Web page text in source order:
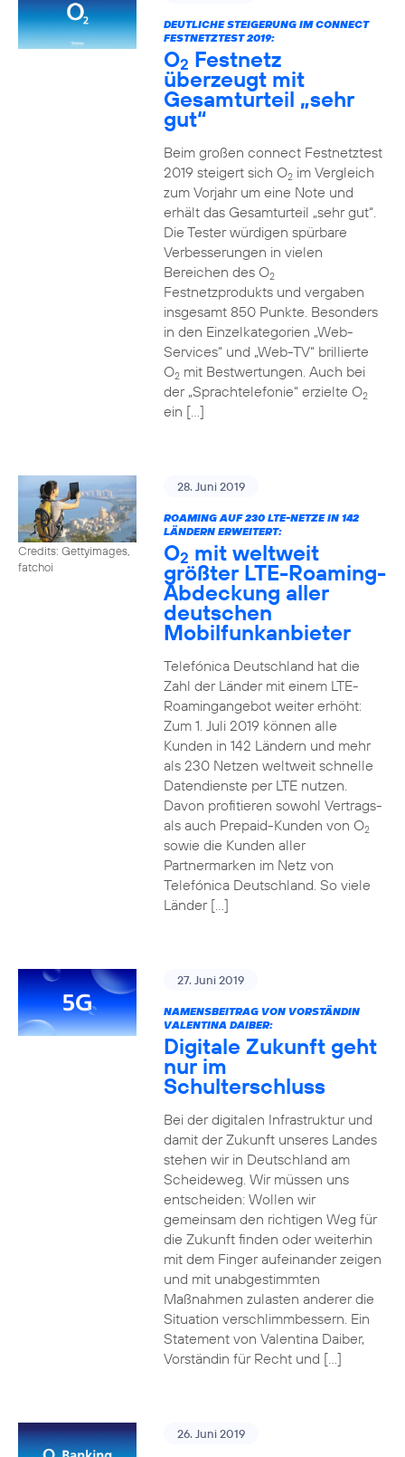
DEUTLICHE STEIGERUNG IM CONNECT
FESTNETZTEST 2019:
O2 Festnetz
überzeugt mit
Gesamturteil „sehr
gut“
Beim großen connect Festnetztest
2019 steigert sich O2im Vergleich
zum Vorjahr um eine Note und
erhält das Gesamturteil „sehr gut“.
Die Tester würdigen spürbare
Verbesserungen in vielen
Bereichen des O2
Festnetzprodukts und vergaben
insgesamt 850 Punkte. Besonders
in den Einzelkategorien „Web-
Services“ und „Web-TV“ brillierte
O2mit Bestwertungen. Auch bei
der „Sprachtelefonie“ erzielte O2
ein […]
Credits: Gettyimages,
fatchoi
28. Juni 2019
ROAMING AUF 230 LTE-NETZE IN 142
LÄNDERN ERWEITERT:
O2 mit weltweit
größter LTE-Roaming-
Abdeckung aller
deutschen
Mobilfunkanbieter
Telefónica Deutschland hat die
Zahl der Länder mit einem LTE-
Roamingangebot weiter erhöht:
Zum 1. Juli 2019 können alle
Kunden in 142 Ländern und mehr
als 230 Netzen weltweit schnelle
Datendienste per LTE nutzen.
Davon profitieren sowohl Vertrags-
als auch Prepaid-Kunden von O2
sowie die Kunden aller
Partnermarken im Netz von
Telefónica Deutschland. So viele
Länder […]
27. Juni 2019
NAMENSBEITRAG VON VORSTÄNDIN
VALENTINA DAIBER:
Digitale Zukunft geht
nur im
Schulterschluss
Bei der digitalen Infrastruktur und
damit der Zukunft unseres Landes
stehen wir in Deutschland am
Scheideweg. Wir müssen uns
entscheiden: Wollen wir
gemeinsam den richtigen Weg für
die Zukunft finden oder weiterhin
mit dem Finger aufeinander zeigen
und mit unabgestimmten
Maßnahmen zulasten anderer die
Situation verschlimmbessern. Ein
Statement von Valentina Daiber,
Vorständin für Recht und […]
26. Juni 2019